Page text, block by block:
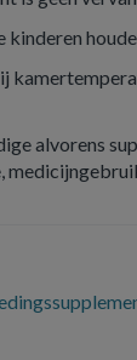
kinderen
alvorens